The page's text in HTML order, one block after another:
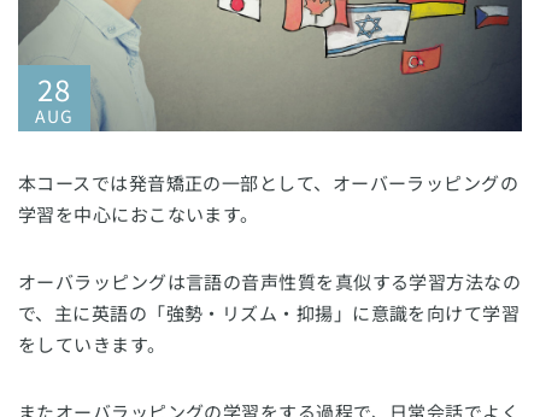
28
AUG
本コースでは発音矯正の一部として、オーバーラッピングの
学習を中心におこないます。
オーバラッピングは言語の音声性質を真似する学習方法なの
で、主に英語の「強勢・リズム・抑揚」に意識を向けて学習
をしていきます。
またオーバラッピングの学習をする過程で、日常会話でよく